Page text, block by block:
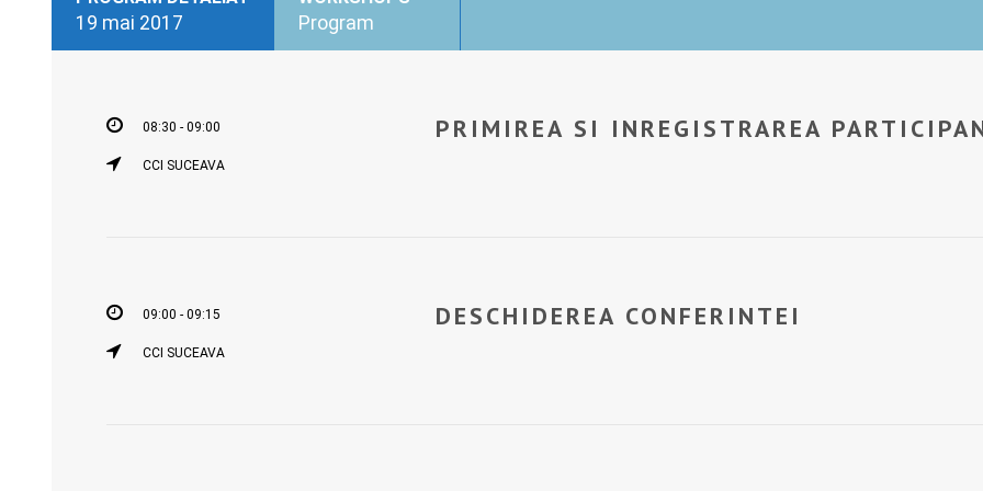
19 mai 2017 Program
08:30 - 09:00
CCI SUCEAVA
PRIMIREA SI INREGISTRAREA
09:00 - 09:15
CCI SUCEAVA
DESCHIDEREA CONFERINTEI